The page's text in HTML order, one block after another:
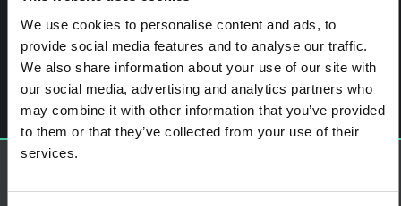
We use cookies to personalise content and ads, to
provide social media features and to analyse our traffic.
We also share information about your use of our site with
our social media, advertising and analytics partners who
may combine it with other information that you’ve provided
to them or that they’ve collected from your use of their
services.
Navigation des articles
%titre
Laisser un commentaire
Vous devez vous connecterpour publier un commentaire.